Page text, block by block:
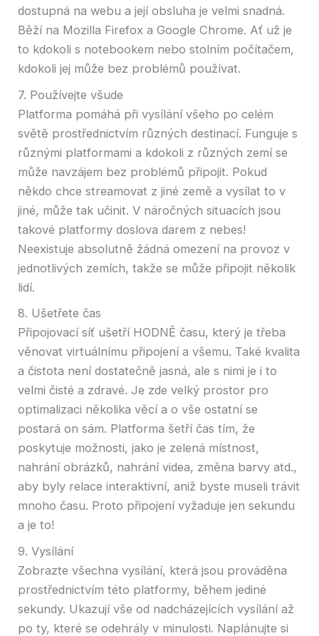
dostupná na webu a její obsluha je velmi snadná.
Běží na Mozilla Firefox a Google Chrome. Ať už je
to kdokoli s notebookem nebo stolním počítačem,
kdokoli jej může bez problémů používat.
7. Používejte všude
Platforma pomáhá při vysílání všeho po celém
světě prostřednictvím různých destinací. Funguje s
různými platformami a kdokoli z různých zemí se
může navzájem bez problémů připojit. Pokud
někdo chce streamovat z jiné země a vysílat to v
jiné, může tak učinit. V náročných situacích jsou
takové platformy doslova darem z nebes!
Neexistuje absolutně žádná omezení na provoz v
jednotlivých zemích, takže se může připojit několik
lidí.
8. Ušetřete čas
Připojovací síť ušetří HODNĚ času, který je třeba
věnovat virtuálnímu připojení a všemu. Také kvalita
a čistota není dostatečně jasná, ale s nimi je i to
velmi čisté a zdravé. Je zde velký prostor pro
optimalizaci několika věcí a o vše ostatní se
postará on sám. Platforma šetří čas tím, že
poskytuje možnosti, jako je zelená místnost,
nahrání obrázků, nahrání videa, změna barvy atd.,
aby byly relace interaktivní, aniž byste museli trávit
mnoho času. Proto připojení vyžaduje jen sekundu
a je to!
9. Vysílání
Zobrazte všechna vysílání, která jsou prováděna
prostřednictvím této platformy, během jediné
sekundy. Ukazují vše od nadcházejících vysílání až
po ty, které se odehrály v minulosti. Naplánujte si